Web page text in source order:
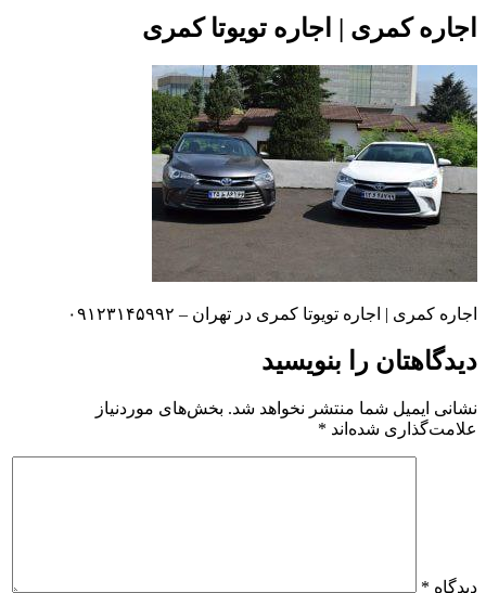
اجاره کمری | اجاره تویوتا کمری
اجاره کمری | اجاره تویوتا کمری در تهران – ۰۹۱۲۳۱۴۵۹۹۲
دیدگاهتان را بنویسید
نشانی ایمیل شما منتشر نخواهد شد. بخش‌های موردنیاز
علامت‌گذاری شده‌اند *
دیدگاه *